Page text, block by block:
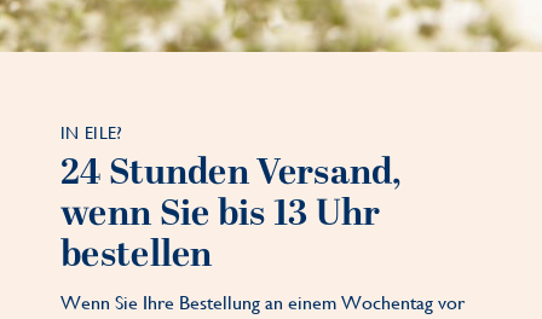
IN EILE?
24 Stunden Versand,
wenn Sie bis 13 Uhr
bestellen
Wenn Sie Ihre Bestellung an einem Wochentag vor